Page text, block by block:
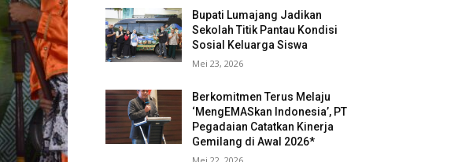
Bupati Lumajang Jadikan
Sekolah Titik Pantau Kondisi
Sosial Keluarga Siswa
Mei 23, 2026
Berkomitmen Terus Melaju
‘MengEMASkan Indonesia’, PT
Pegadaian Catatkan Kinerja
Gemilang di Awal 2026*